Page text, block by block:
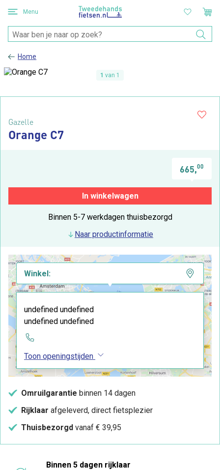
Menu
Home
1 van 1
Gazelle
Orange C7
665,00
In winkelwagen
Binnen 5-7 werkdagen thuisbezorgd
Naar productinformatie
Winkel:
undefined undefined
undefined undefined
Toon openingstijden
Omruilgarantie binnen 14 dagen
Rijklaar afgeleverd, direct fietsplezier
Thuisbezorgd vanaf € 39,95
Binnen 5 dagen rijklaar